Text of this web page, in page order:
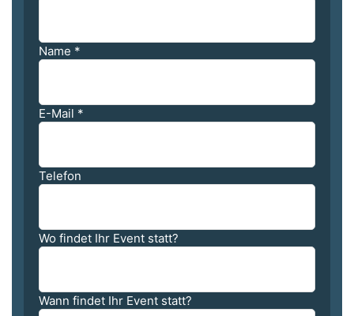
Name *
E-Mail *
Telefon
Wo findet Ihr Event statt?
Wann findet Ihr Event statt?